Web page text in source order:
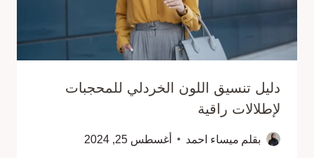
دليل تنسيق اللون الخردلي للمحجبات
لإطلالات راقية
بقلم ميساء احمد أغسطس 25, 2024